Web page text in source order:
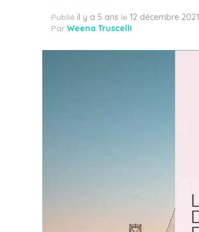
Publié il y a 5 ans le 12 décembre 2021
Par Weena Truscelli